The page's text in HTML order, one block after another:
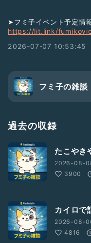
➤フミ子イベント予定情
https://lit.link/
2026-07-07 10:53:45
フミ子の雑談
過去の収録
たこや
2026-08-
3900
カイロ
2026-08-
4816